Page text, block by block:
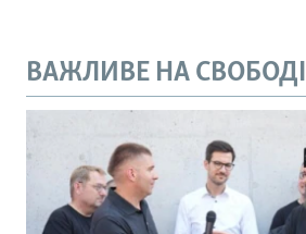
ВАЖЛИВЕ НА СВОБОДІ